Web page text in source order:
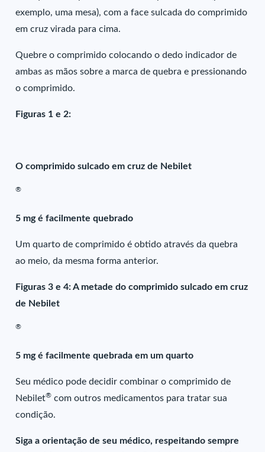
exemplo, uma mesa), com a face sulcada do comprimido
em cruz virada para cima.
Quebre o comprimido colocando o dedo indicador de
ambas as mãos sobre a marca de quebra e pressionando
o comprimido.
Figuras 1 e 2:
O comprimido sulcado em cruz de Nebilet
®
5 mg é facilmente quebrado
Um quarto de comprimido é obtido através da quebra
ao meio, da mesma forma anterior.
Figuras 3 e 4: A metade do comprimido sulcado em cruz
de Nebilet
®
5 mg é facilmente quebrada em um quarto
Seu médico pode decidir combinar o comprimido de
Nebilet® com outros medicamentos para tratar sua
condição.
Siga a orientação de seu médico, respeitando sempre